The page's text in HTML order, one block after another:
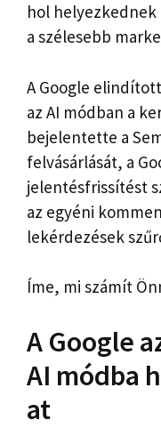
hol helyezkednek
a szélesebb
A Google
az AI módban a
bejelentette a
felvásárlását, a
jelentésfrissítést
az egyéni
lekérdezések
Íme, mi számít
A Google
AI módba
at